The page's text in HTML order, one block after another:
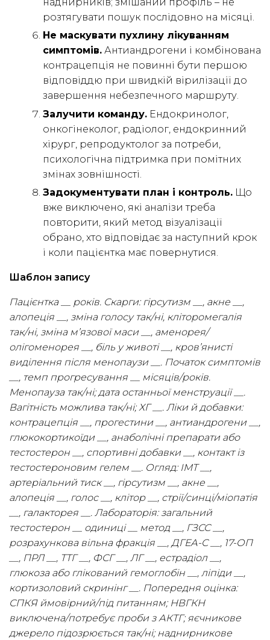
розтягувати пошук послідовно на місяці.
Не маскувати пухлину лікуванням
симптомів. Антиандрогени і комбінована
контрацепція не повинні бути першою
відповіддю при швидкій вірилізації до
завершення небезпечного маршруту.
Залучити команду. Ендокринолог,
онкогінеколог, радіолог, ендокринний
хірург, репродуктолог за потреби,
психологічна підтримка при помітних
змінах зовнішності.
Задокументувати план і контроль. Що
вже виключено, які аналізи треба
повторити, який метод візуалізації
обрано, хто відповідає за наступний крок
і коли пацієнтка має повернутися.
Шаблон запису
Пацієнтка __ років. Скарги: гірсутизм __, акне __,
алопеція __, зміна голосу так/ні, кліторомегалія
так/ні, зміна м’язової маси __, аменорея/
олігоменорея __, біль у животі __, кров’янисті
виділення після менопаузи __. Початок симптомів
__, темп прогресування __ місяців/років.
Менопауза так/ні; дата останньої менструації __.
Вагітність можлива так/ні; ХГ __. Ліки й добавки:
контрацепція __, прогестини __, антиандрогени __,
глюкокортикоїди __, анаболічні препарати або
тестостерон __, спортивні добавки __, контакт із
тестостероновим гелем __. Огляд: ІМТ __,
артеріальний тиск __, гірсутизм __, акне __,
алопеція __, голос __, клітор __, стрії/синці/міопатія
__, галакторея __. Лабораторія: загальний
тестостерон __ одиниці __ метод __, ГЗСС __,
розрахункова вільна фракція __, ДГЕА-С __, 17-ОП
__, ПРЛ __, ТТГ __, ФСГ __, ЛГ __, естрадіол __,
глюкоза або глікований гемоглобін __, ліпіди __,
кортизоловий скринінг __. Попередня оцінка:
СПКЯ ймовірний/під питанням; НВГКН
виключена/потребує проби з АКТГ; яєчникове
джерело підозрюється так/ні; наднирникове